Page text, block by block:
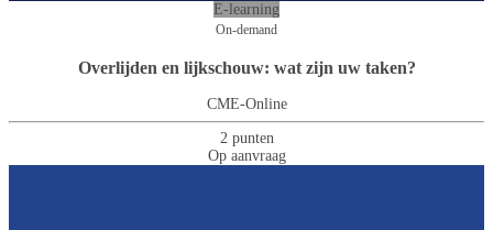
E-learning
On-demand
Overlijden en lijkschouw: wat zijn uw taken?
CME-Online
2 punten
Op aanvraag